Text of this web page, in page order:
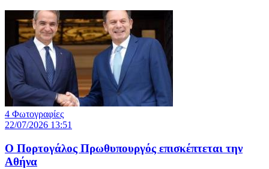
4 Φωτογραφίες
22/07/2026 13:51
Ο Πορτογάλος Πρωθυπουργός επισκέπτεται την
Αθήνα